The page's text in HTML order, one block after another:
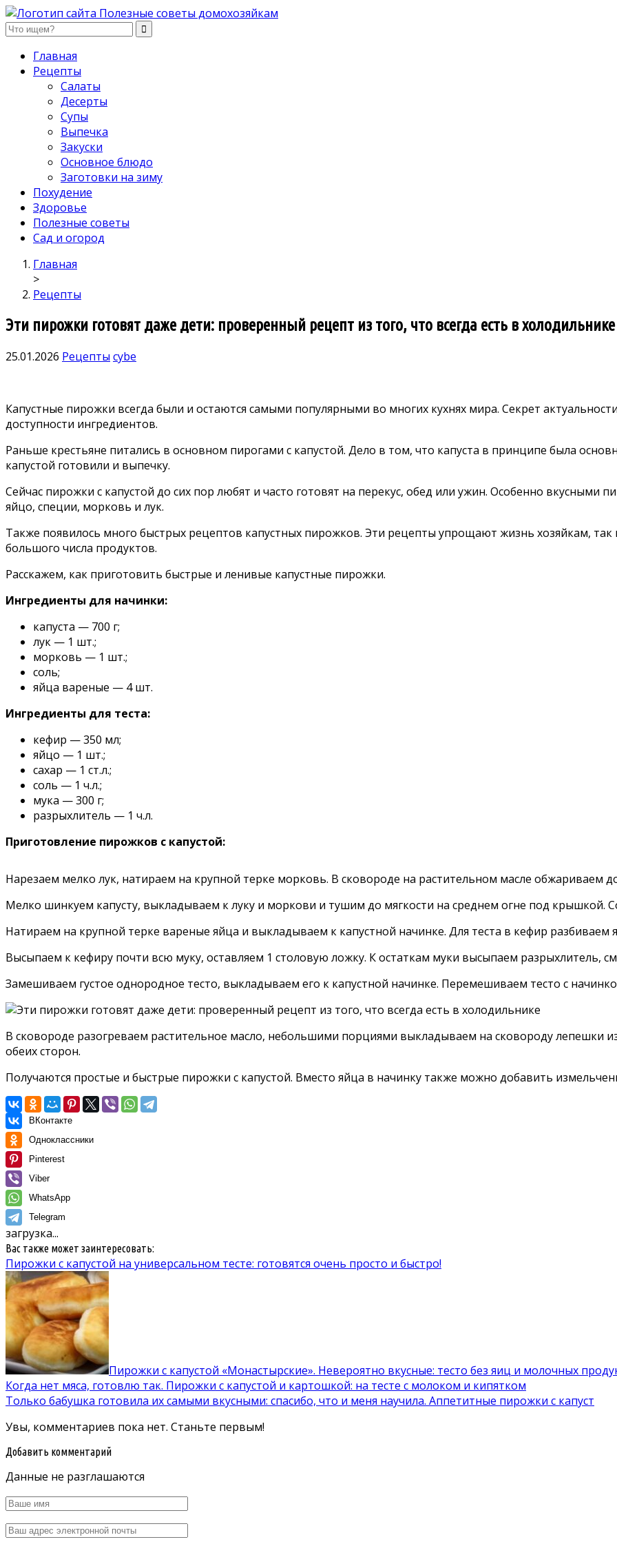
Полезные советы домохозяйкам
Главная
Рецепты
Салаты
Десерты
Супы
Выпечка
Закуски
Основное блюдо
Заготовки на зиму
Похудение
Здоровье
Полезные советы
Сад и огород
Главная
>
Рецепты
Эти пирожки готовят даже дети: проверенный рецепт из того, что всегда есть в холодильнике
25.01.2026 Рецепты cybe
Капустные пирожки всегда были и остаются самыми популярными во многих кухнях мира. Секрет
доступности ингредиентов.
Раньше крестьяне питались в основном пирогами с капустой. Дело в том, что капуста в принципе была
капустой готовили и выпечку.
Сейчас пирожки с капустой до сих пор любят и часто готовят на перекус, обед или ужин. Особенно вкусными
яйцо, специи, морковь и лук.
Также появилось много быстрых рецептов капустных пирожков. Эти рецепты упрощают жизнь хозяйкам, так
большого числа продуктов.
Расскажем, как приготовить быстрые и ленивые капустные пирожки.
Ингредиенты для начинки:
капуста — 700 г;
лук — 1 шт.;
морковь — 1 шт.;
соль;
яйца вареные — 4 шт.
Ингредиенты для теста:
кефир — 350 мл;
яйцо — 1 шт.;
сахар — 1 ст.л.;
соль — 1 ч.л.;
мука — 300 г;
разрыхлитель — 1 ч.л.
Приготовление пирожков с капустой:
Нарезаем мелко лук, натираем на крупной терке морковь. В сковороде на растительном масле обжариваем
Мелко шинкуем капусту, выкладываем к луку и моркови и тушим до мягкости на среднем огне под крышкой.
Натираем на крупной терке вареные яйца и выкладываем к капустной начинке. Для теста в кефир
Высыпаем к кефиру почти всю муку, оставляем 1 столовую ложку. К остаткам муки высыпаем разрыхлитель,
Замешиваем густое однородное тесто, выкладываем его к капустной начинке. Перемешиваем тесто с
В сковороде разогреваем растительное масло, небольшими порциями выкладываем на сковороду лепешки
обеих сторон.
Получаются простые и быстрые пирожки с капустой. Вместо яйца в начинку также можно добавить
ВКонтакте
Одноклассники
Pinterest
Viber
WhatsApp
Telegram
загрузка...
Вас также может заинтересовать:
Пирожки с капустой на универсальном тесте: готовятся очень просто и быстро!
Пирожки с капустой «Монастырские». Невероятно вкусные: тесто без яиц и молочных
Когда нет мяса, готовлю так. Пирожки с капустой и картошкой: на тесте с молоком и кипятком
Только бабушка готовила их самыми вкусными: спасибо, что и меня научила. Аппетитные пирожки с капуст
Увы, комментариев пока нет. Станьте первым!
Добавить комментарий
Данные не разглашаются